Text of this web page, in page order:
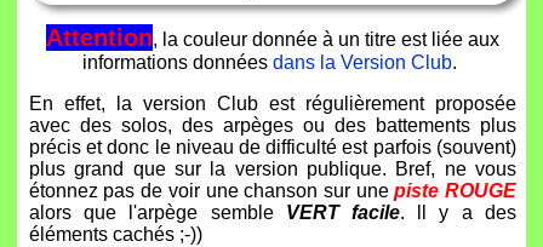
Attention, la couleur donnée à un titre est liée aux
informations donnéesdans la Version Club.
En effet, la version Club est régulièrement proposée
avec des solos, des arpèges ou des battements plus
précis et donc le niveau de difficulté est parfois (souvent)
plus grand que sur la version publique. Bref, ne vous
étonnez pas de voir une chanson sur unepiste ROUGE
alors que l'arpège semble VERT facile. ll y a des
éléments cachés ;-))